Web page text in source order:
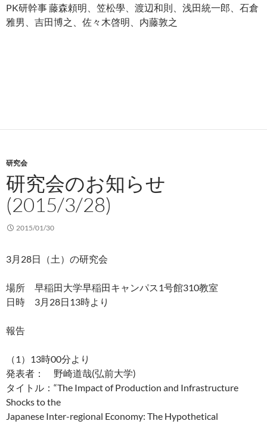
PK研幹事 藤森頼明、笠松學、渡辺和則、浅田統一郎、石倉
雅男、吉田博之、佐々木啓明、内藤敦之
研究会
研究会のお知らせ
(2015/3/28)
2015/01/30
3月28日（土）の研究会
場所 早稲田大学早稲田キャンパス1号館310教室
日時 3月28日13時より
報告
（1）13時00分より
発表者： 野崎道哉(弘前大学)
タイトル：“The Impact of Production and Infrastructure
Shocks to the
Japanese Inter-regional Economy: The Hypothetical